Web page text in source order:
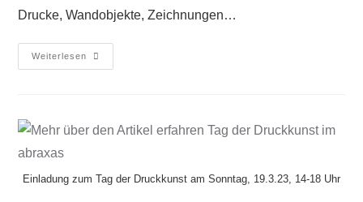
Drucke, Wandobjekte, Zeichnungen…
Weiterlesen
Einladung zum Tag der Druckkunst am Sonntag, 19.3.23, 14-18 Uhr